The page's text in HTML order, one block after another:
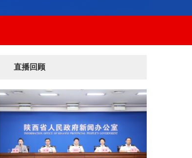
直播回顾